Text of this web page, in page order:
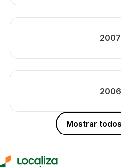
2007
2006
Mostrar